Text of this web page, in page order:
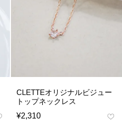
CLETTEオリジナルビジュー
トップネックレス
¥2,310